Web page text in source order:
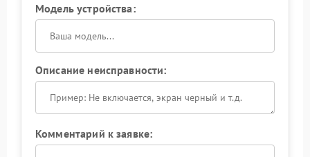
Модель устройства:
Описание неисправности:
Комментарий к заявке: